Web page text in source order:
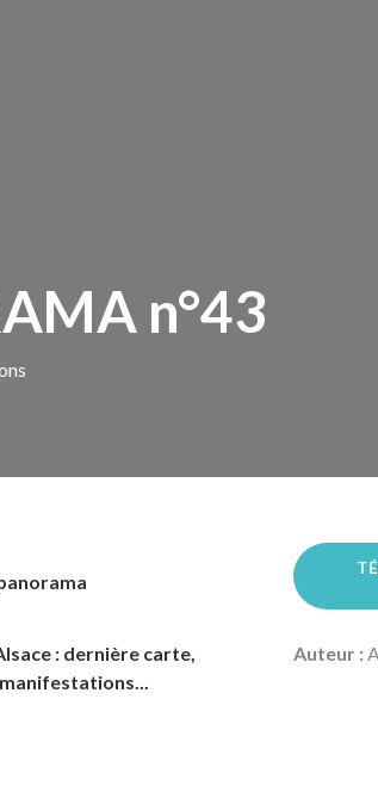
n°43
: dernière carte,
Auteur :